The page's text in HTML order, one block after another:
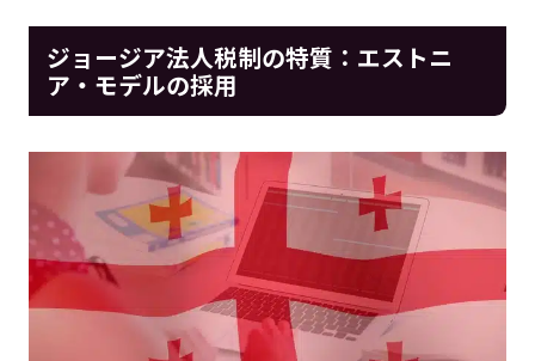
ジョージア法人税制の特質：エストニ
ア・モデルの採用